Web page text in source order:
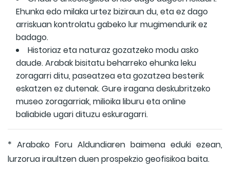
Ehunka edo milaka urtez biziraun du, eta ez dago
arriskuan kontrolatu gabeko lur mugimendurik ez
badago.
Historiaz eta naturaz gozatzeko modu asko
daude. Arabak bisitatu beharreko ehunka leku
zoragarri ditu, paseatzea eta gozatzea besterik
eskatzen ez dutenak. Gure iragana deskubritzeko
museo zoragarriak, milioika liburu eta online
baliabide ugari dituzu eskuragarri.
* Arabako Foru Aldundiaren baimena eduki ezean,
lurzorua iraultzen duen prospekzio geofisikoa baita.